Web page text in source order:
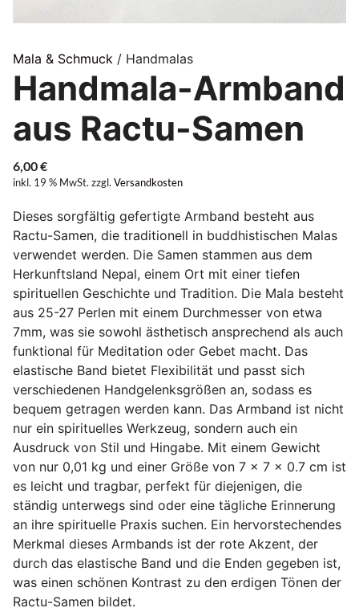
Mala & Schmuck / Handmalas
Handmala-Armband
aus Ractu-Samen
6,00€
inkl. 19 % MwSt. zzgl. Versandkosten
Dieses sorgfältig gefertigte Armband besteht aus
Ractu-Samen, die traditionell in buddhistischen Malas
verwendet werden. Die Samen stammen aus dem
Herkunftsland Nepal, einem Ort mit einer tiefen
spirituellen Geschichte und Tradition. Die Mala besteht
aus 25-27 Perlen mit einem Durchmesser von etwa
7mm, was sie sowohl ästhetisch ansprechend als auch
funktional für Meditation oder Gebet macht. Das
elastische Band bietet Flexibilität und passt sich
verschiedenen Handgelenksgrößen an, sodass es
bequem getragen werden kann. Das Armband ist nicht
nur ein spirituelles Werkzeug, sondern auch ein
Ausdruck von Stil und Hingabe. Mit einem Gewicht
von nur 0,01 kg und einer Größe von 7 × 7 × 0.7 cm ist
es leicht und tragbar, perfekt für diejenigen, die
ständig unterwegs sind oder eine tägliche Erinnerung
an ihre spirituelle Praxis suchen. Ein hervorstechendes
Merkmal dieses Armbands ist der rote Akzent, der
durch das elastische Band und die Enden gegeben ist,
was einen schönen Kontrast zu den erdigen Tönen der
Ractu-Samen bildet.